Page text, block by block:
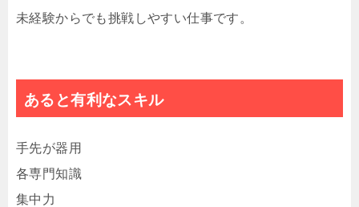
未経験からでも挑戦しやすい仕事です。
あると有利なスキル
手先が器用
各専門知識
集中力